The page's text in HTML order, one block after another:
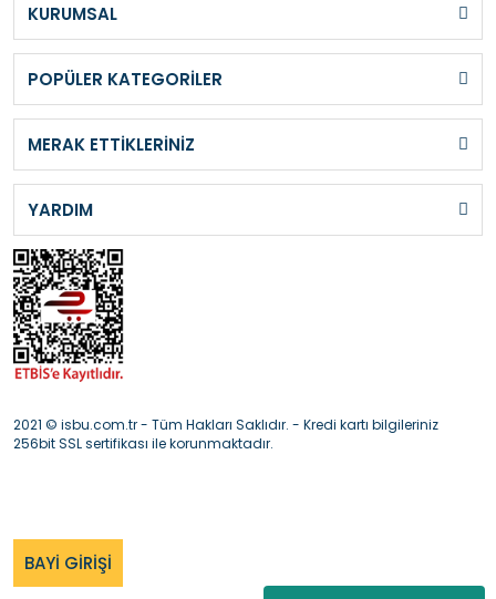
KURUMSAL
POPÜLER KATEGORİLER
MERAK ETTİKLERİNİZ
YARDIM
2021 © isbu.com.tr - Tüm Hakları Saklıdır. - Kredi kartı bilgileriniz
256bit SSL sertifikası ile korunmaktadır.
BAYİ GİRİŞİ